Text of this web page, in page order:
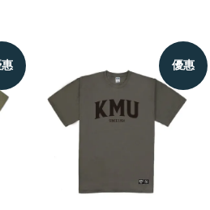
優惠